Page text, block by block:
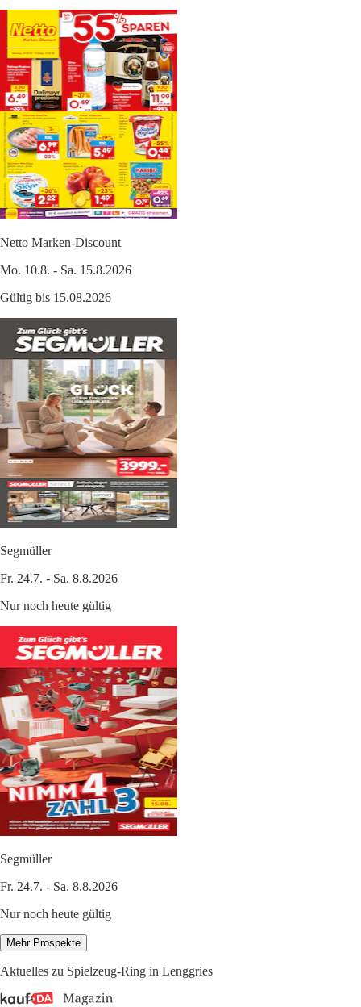
Netto Marken-Discount
Mo. 10.8. - Sa. 15.8.2026
Gültig bis 15.08.2026
Segmüller
Fr. 24.7. - Sa. 8.8.2026
Nur noch heute gültig
Segmüller
Fr. 24.7. - Sa. 8.8.2026
Nur noch heute gültig
Mehr Prospekte
Aktuelles zu Spielzeug-Ring in Lenggries